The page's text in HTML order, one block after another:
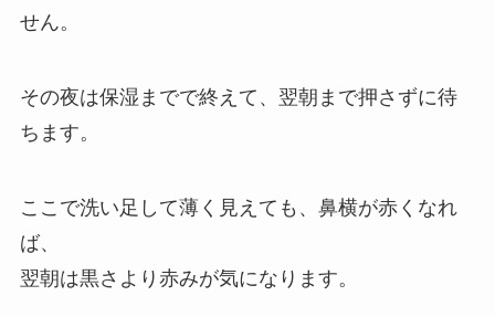
せん。
その夜は保湿までで終えて、翌朝まで押さずに待
ちます。
ここで洗い足して薄く見えても、鼻横が赤くなれ
ば、
翌朝は黒さより赤みが気になります。